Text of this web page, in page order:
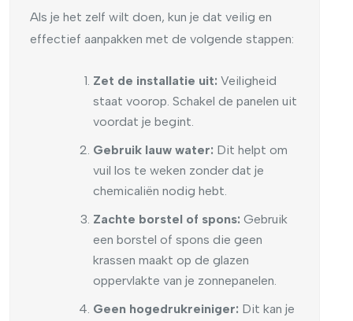
Als je het zelf wilt doen, kun je dat veilig en
effectief aanpakken met de volgende stappen:
Zet de installatie uit: Veiligheid
staat voorop. Schakel de panelen uit
voordat je begint.
Gebruik lauw water: Dit helpt om
vuil los te weken zonder dat je
chemicaliën nodig hebt.
Zachte borstel of spons: Gebruik
een borstel of spons die geen
krassen maakt op de glazen
oppervlakte van je zonnepanelen.
Geen hogedrukreiniger: Dit kan je